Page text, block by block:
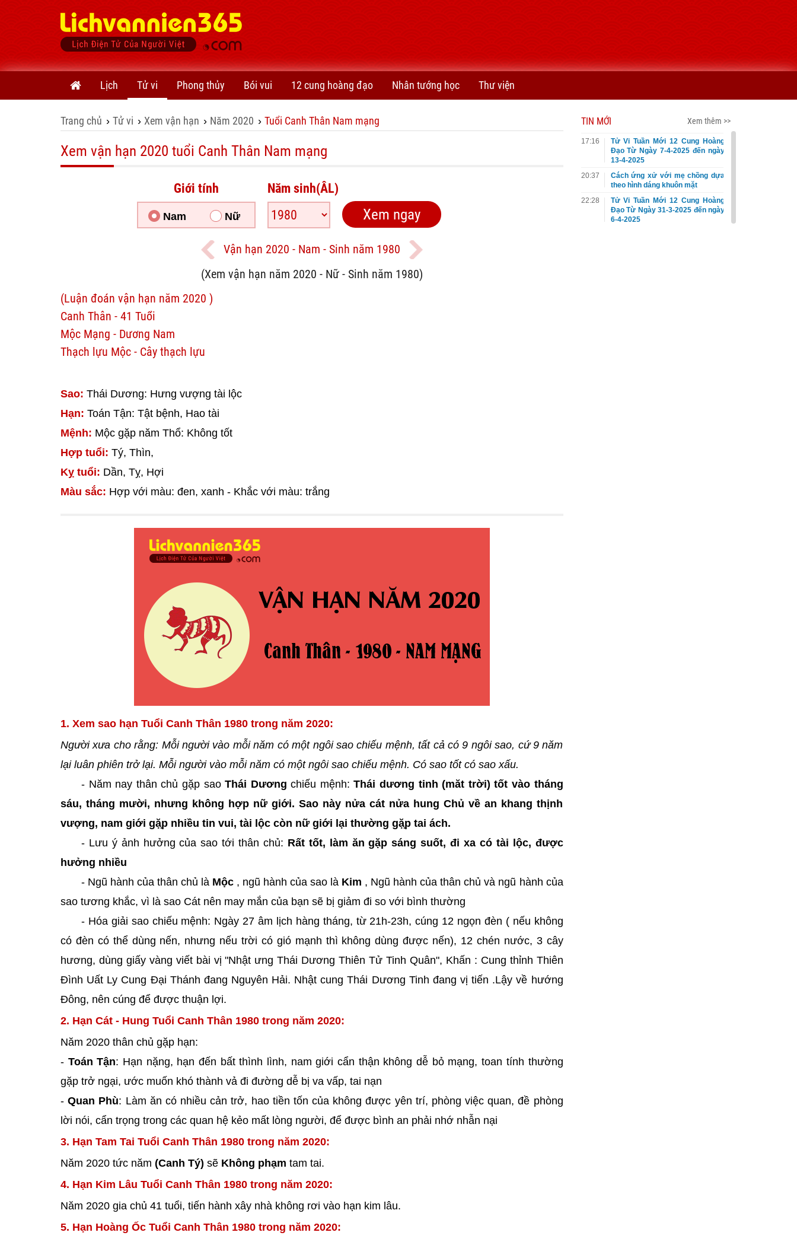
Lịch Tử vi Phong thủy Bói vui 12 cung hoàng đạo Nhân tướng học Thư viện
Trang chủ › Tử vi › Xem vận hạn › Năm 2020 › Tuổi Canh Thân Nam mạng
Xem vận hạn 2020 tuổi Canh Thân Nam mạng
Giới tính
Nam Nữ
Năm sinh(ÂL)
Vận hạn 2020 - Nam - Sinh năm 1980
(Xem vận hạn năm 2020 - Nữ - Sinh năm 1980)
(Luận đoán vận hạn năm 2020 )
Canh Thân - 41 Tuổi
Mộc Mạng - Dương Nam
Thạch lựu Mộc - Cây thạch lựu
Sao: Thái Dương: Hưng vượng tài lộc
Hạn: Toán Tận: Tật bệnh, Hao tài
Mệnh: Mộc gặp năm Thổ: Không tốt
Hợp tuổi: Tý, Thìn,
Kỵ tuổi: Dần, Tỵ, Hợi
Màu sắc: Hợp với màu: đen, xanh - Khắc với màu: trắng
1. Xem sao hạn Tuổi Canh Thân 1980 trong năm 2020:
Người xưa cho rằng: Mỗi người vào mỗi năm có một ngôi sao chiếu mệnh, tất cả có 9 ngôi sao, cứ 9 năm
lại luân phiên trở lại. Mỗi người vào mỗi năm có một ngôi sao chiếu mệnh. Có sao tốt có sao xấu.
- Năm nay thân chủ gặp saoThái Dương chiếu mệnh:Thái dương tinh (măt trời) tốt vào tháng
sáu, tháng mười, nhưng không hợp nữ giới. Sao này nửa cát nửa hung Chủ về an khang thịnh
vượng, nam giới gặ̣p nhiều tin vui, tài lộc còn nữ giới lại thường gặ̣p tai ách.
- Lưu ý ảnh hưởng của sao tới thân chủ: Rất tốt, làm ăn gặp sáng suốt, đi xa có tài lộc, được
hưởng nhiều
- Ngũ hành của thân chủ là Mộc , ngũ hành của sao là Kim , Ngũ hành của thân chủ và ngũ hành của
sao tương khắc, vì là sao Cát nên may mắn của bạn sẽ bị giảm đi so với bình thường
- Hóa giải sao chiếu mệnh: Ngày 27 âm lịch hàng tháng, từ 21h-23h, cúng 12 ngọn đèn ( nếu không
có đèn có thể dùng nến, nhưng nếu trời có gió mạnh thì không dùng được nến), 12 chén nước, 3 cây
hương, dùng giấy vàng viết bài vị "Nhật ưng Thái Dương Thiên Tử Tinh Quân", Khấn : Cung thỉnh Thiên
Đình Uất Ly Cung Đại Thánh đang Nguyên Hải. Nhật cung Thái Dương Tinh đang vị tiến .Lậy về hướng
Đông, nên cúng để được thuận lợi.
2. Hạn Cát - Hung Tuổi Canh Thân 1980 trong năm 2020:
Năm 2020 thân chủ gặp hạn:
- Toán Tận: Hạn nặng, hạn đến bất thình lình, nam giới cẩn thận không dễ bỏ mạng, toan tính thường
gặp trở ngại, ước muốn khó thành vả đi đường dễ bị va vấp, tai nạn
-Quan Phù: Làm ăn có nhiều cản trở, hao tiền tốn của không được yên trí, phòng việc quan, đề phòng
lời nói, cẩn trọng trong các quan hệ kẻo mất lòng người, để được bình an phải nhớ nhẫn nại
3. Hạn Tam Tai Tuổi Canh Thân 1980 trong năm 2020:
Năm 2020 tức năm (Canh Tý) sẽ Không phạm tam tai.
4. Hạn Kim Lâu Tuổi Canh Thân 1980 trong năm 2020:
Năm 2020 gia chủ 41 tuổi, tiến hành xây nhà không rơi vào hạn kim lâu.
5. Hạn Hoàng Ốc Tuổi Canh Thân 1980 trong năm 2020:
TIN MỚI Xem thêm >>
17:16
Tử Vi Tuần Mới 12 Cung Hoàng
Đạo Từ Ngày 7-4-2025 đến ngày
13-4-2025
20:37
Cách ứng xử với mẹ chồng dựa
theo hình dáng khuôn mặt
22:28
Tử Vi Tuần Mới 12 Cung Hoàng
Đạo Từ Ngày 31-3-2025 đến ngày
6-4-2025